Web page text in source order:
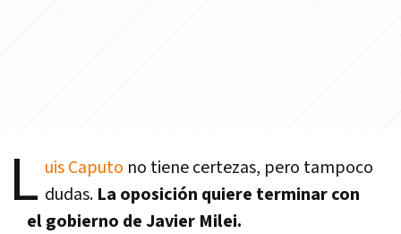
L uis Caputo no tiene certezas, pero tampoco
dudas. La oposición quiere terminar con
el gobierno de Javier Milei.